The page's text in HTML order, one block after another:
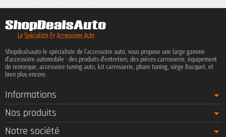
Shopdealsauto le spécialiste de l'accessoire auto, vous propose une large gamme
d'accessoire automobile : des produits d'entretien, des pièces carrosserie, équipement
de remorque, accessoire tuning auto, kit carrosserie, phare tuning, siège Bacquet, et
bien plus encore.
Informations
Nos produits
Notre société